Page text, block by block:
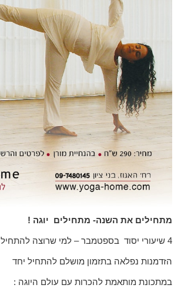
מתחילים את השנה- מתחילים יוגה !
4 שיעורי יסוד בספטמבר – למי שרוצה להתחיל יוגה .
הזדמנות נפלאה בתזמון מושלם להתחיל יחד
במתכונת מותאמת להכרות עם עולם היוגה :